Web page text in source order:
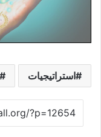
استراتيجيات